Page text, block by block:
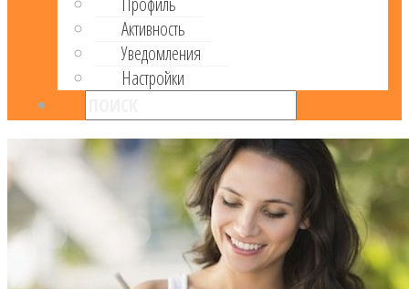
Активность
Уведомления
Настройки